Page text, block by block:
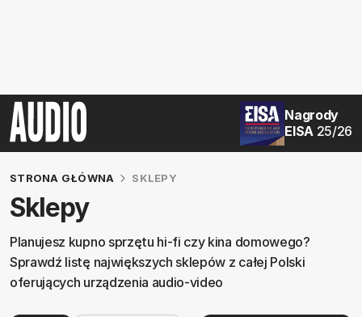
Nagrody
EISA 25/26
STRONA GŁÓWNA SKLEPY
Sklepy
Planujesz kupno sprzętu hi-fi czy kina domowego?
Sprawdź listę największych sklepów z całej Polski
oferujących urządzenia audio-video